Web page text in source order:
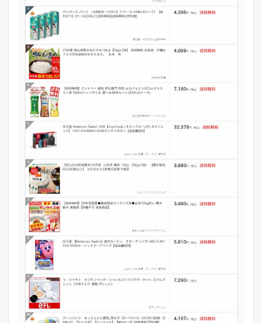
グ
総
合
1.2
W
o
w
m
a
!
人
気
ラ
ン
キ
ン
グ
【
ビ
ュ
テ
ィ
ー
コ
ス
メ
】